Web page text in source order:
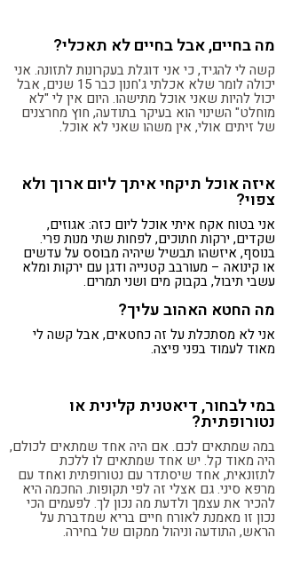
מה בחיים, אבל בחיים לא תאכלי?
קשה לי להגיד, כי אני דוגלת בעקרונות לתזונה. אני
יכולה לומר שלא אכלתי ג'חנון כבר 15 שנים, אבל
יכול להיות שאני אוכל מתישהו. היום אין לי "לא
מוחלט" השינוי הוא בעיקר בתודעה, חוץ מחרצנים
של זיתים אולי, אין משהו שאני לא אוכל.
איזה אוכל תיקחי איתך ליום ארוך ולא
צפוי?
אני בטוח אקח איתי אוכל ליום כזה: אגוזים,
שקדים, ירקות חתוכים, לפחות שתי מנות פרי.
בנוסף, איזשהו תבשיל שיהיה מבוסס על עדשים
או קינואה – מעורבב קטנייה ודגן עם ירקות ומלא
עשבי תיבול, בקבוק מים ושני תמרים.
מה החטא האהוב עליך?
אני לא מסתכלת על זה כחטאים, אבל קשה לי
מאוד לעמוד בפני פיצה.
במי לבחור, דיאטנית קלינית או
נטורופתית?
במה שמתאים לכם. אם היה אחד שמתאים לכולם,
היה מאוד קל. יש אחד שמתאים לו ללכת
לתזונאית, אחד שיסתדר עם נטורופתית ואחד עם
מרפא סיני. גם אצלי זה לפי תקופות. החכמה היא
להכיר את עצמך ולדעת מה נכון לך. לפעמים הכי
נכון זו מאמנת לאורח חיים בריא שמדברת על
הראש, התודעה וניהול ממקום של בחירה.